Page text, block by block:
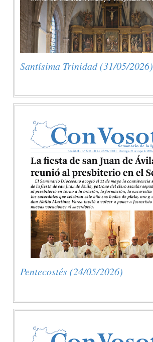
Santísima Trinidad (31/05/2026)
Pentecostés (24/05/2026)